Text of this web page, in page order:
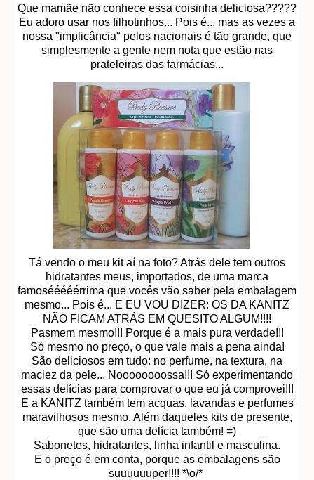
Que mamãe não conhece essa coisinha deliciosa?????
Eu adoro usar nos filhotinhos... Pois é... mas as vezes a
nossa "implicância" pelos nacionais é tão grande, que
simplesmente a gente nem nota que estão nas
prateleiras das farmácias...
Tá vendo o meu kit aí na foto? Atrás dele tem outros
hidratantes meus, importados, de uma marca
famosééééérrima que vocês vão saber pela embalagem
mesmo... Pois é... E EU VOU DIZER: OS DA KANITZ
NÃO FICAM ATRÁS EM QUESITO ALGUM!!!!
Pasmem mesmo!!! Porque é a mais pura verdade!!!
Só mesmo no preço, o que vale mais a pena ainda!
São deliciosos em tudo: no perfume, na textura, na
maciez da pele... Noooooooossa!!! Só experimentando
essas delícias para comprovar o que eu já comprovei!!!
E a KANITZ também tem acquas, lavandas e perfumes
maravilhosos mesmo. Além daqueles kits de presente,
que são uma delícia também! =)
Sabonetes, hidratantes, linha infantil e masculina.
E o preço é em conta, porque as embalagens são
suuuuuuper!!!! *\o/*